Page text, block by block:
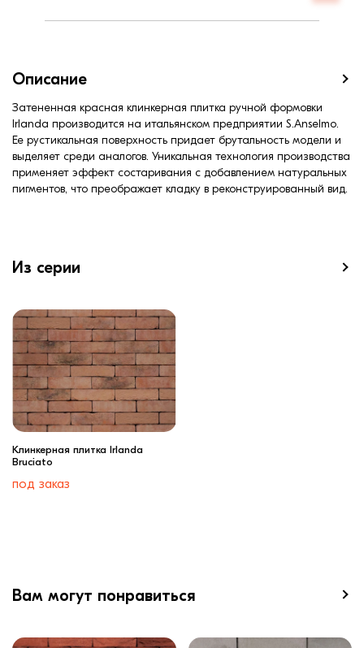
Описание
Затененная красная клинкерная плитка ручной формовки
Irlanda производится на итальянском предприятии S.Anselmo.
Ее рустикальная поверхность придает брутальность модели и
выделяет среди аналогов. Уникальная технология производства
применяет эффект состаривания с добавлением натуральных
пигментов, что преображает кладку в реконструированный вид.
Из серии
Клинкерная плитка Irlanda
Bruciato
под заказ
Вам могут понравиться